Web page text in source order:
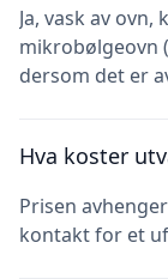
Ja, vask av
mikrobølgeovn
dersom det er
Hva koster
Prisen
kontakt for et